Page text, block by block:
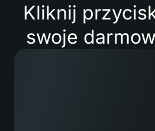
Kliknij
swoje